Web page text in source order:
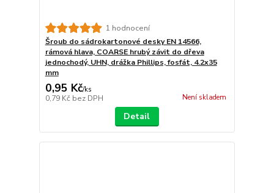
1 hodnocení
Šroub do sádrokartonové desky EN 14566,
rámová hlava, COARSE hrubý závit do dřeva
jednochodý, UHN, drážka Phillips, fosfát, 4.2x35
mm
0,95 Kč/ks
0,79 Kč bez DPH Není skladem
Detail